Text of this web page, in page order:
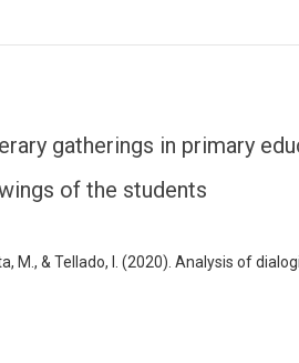
gatherings in primary
of the students
M., & Tellado, I. (2020). Analysis of